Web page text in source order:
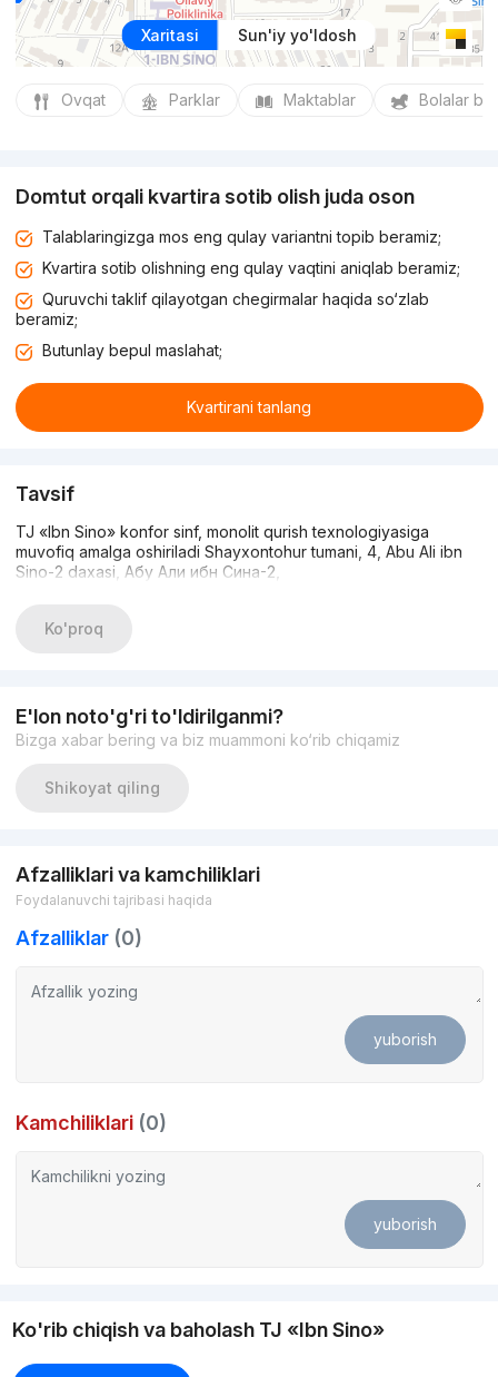
Xaritasi Sun'iy yo'ldosh
Ovqat Parklar Maktablar Bolalar
Domtut orqali kvartira sotib olish juda oson
Talablaringizga mos eng qulay variantni topib beramiz;
Kvartira sotib olishning eng qulay vaqtini aniqlab beramiz;
Quruvchi taklif qilayotgan chegirmalar haqida so‘zlab
beramiz;
Butunlay bepul maslahat;
Kvartirani tanlang
Tavsif
TJ «Ibn Sino» konfor sinf, monolit qurish texnologiyasiga
muvofiq amalga oshiriladi Shayxontohur tumani, 4, Abu Ali ibn
Sino-2 daxasi, Абу Али ибн Сина-2,
Ko'proq
E'lon noto'g'ri to'ldirilganmi?
Bizga xabar bering va biz muammoni ko‘rib chiqamiz
Shikoyat qiling
Afzalliklari va kamchiliklari
Foydalanuvchi tajribasi haqida
Afzalliklar (0)
yuborish
Kamchiliklari (0)
yuborish
Ko'rib chiqish va baholash TJ «Ibn Sino»